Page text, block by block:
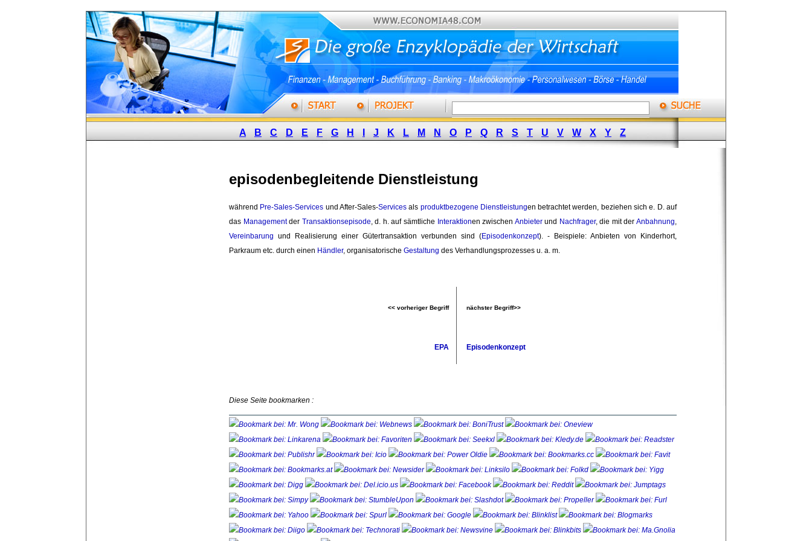
A B C D E F G H J K L M N O P Q R S T U V W X Y Z
episodenbegleitende Dienstleistung
während Pre-Sales-Services und After-Sales-Servicesals produktbezogene Dienstleistungen betrachtet werden, beziehen sich e. D. auf
das Managementder Transaktionsepisode, d. h. auf sämtliche Interaktionen zwischen Anbieterund Nachfrager, die mit der Anbahnung,
Vereinbarung und Realisierung einer Gütertransaktion verbunden sind (Episodenkonzept). - Beispiele: Anbieten von Kinderhort,
Parkraum etc. durch einen Händler, organisatorische Gestaltung des Verhandlungsprozesses u. a. m.
<< vorheriger Begriff nächster Begriff>>
EPA Episodenkonzept
Diese Seite bookmarken :